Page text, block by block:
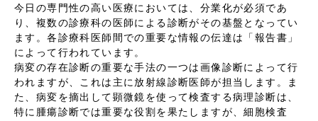
今日の専門性の高い医療においては、分業化が必須であ
り、複数の診療科の医師による診断がその基盤となってい
ます。各診療科医師間での重要な情報の伝達は「報告書」
によって行われています。
病変の存在診断の重要な手法の一つは画像診断によって行
われますが、これは主に放射線診断医師が担当します。ま
た、病変を摘出して顕微鏡を使って検査する病理診断は、
特に腫瘍診断では重要な役割を果たしますが、細胞検査